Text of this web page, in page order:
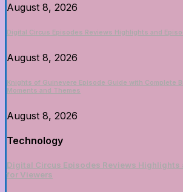
August 8, 2026
Digital Circus Episodes Reviews Highlights and
August 8, 2026
Knights of Guinevere Episode Guide with Complete
Moments and Themes
August 8, 2026
Technology
Digital Circus Episodes Reviews Highlights
for Viewers